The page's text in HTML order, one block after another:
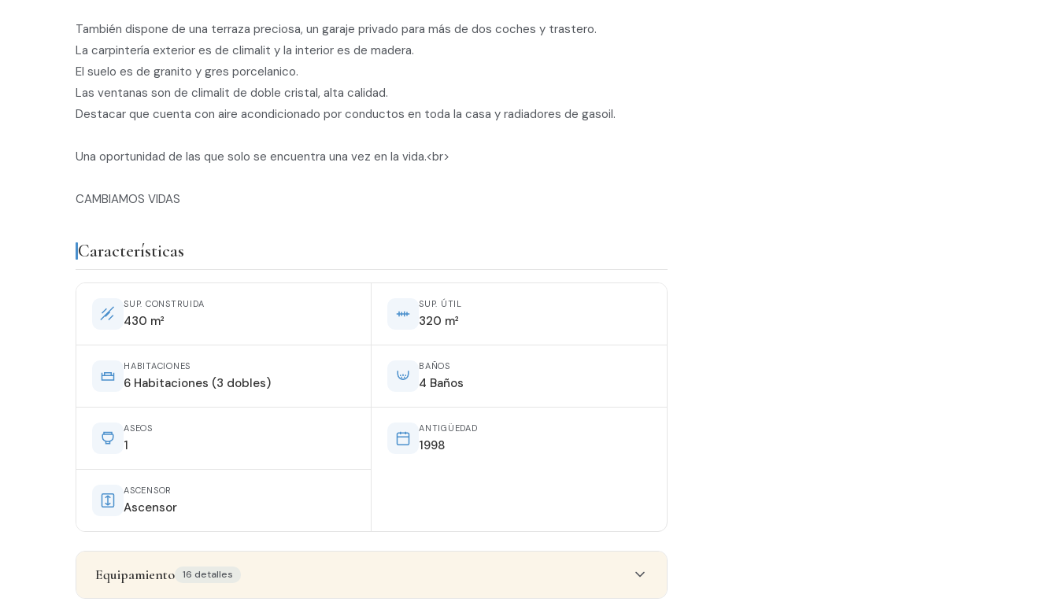
También dispone de una terraza preciosa, un garaje privado para más de dos coches y trastero.
La carpintería exterior es de climalit y la interior es de madera.
El suelo es de granito y gres porcelanico.
Las ventanas son de climalit de doble cristal, alta calidad.
Destacar que cuenta con aire acondicionado por conductos en toda la casa y radiadores de gasoil.
Una oportunidad de las que solo se encuentra una vez en la vida.<br>
CAMBIAMOS VIDAS
Características
SUP. CONSTRUIDA
430 m²
SUP. ÚTIL
320 m²
HABITACIONES
6 Habitaciones (3 dobles)
BAÑOS
4 Baños
ASEOS
1
ANTIGÜEDAD
1998
ASCENSOR
Ascensor
Equipamiento 16 detalles